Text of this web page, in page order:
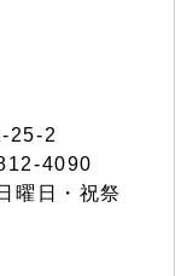
25-2
4090
曜日・祝祭